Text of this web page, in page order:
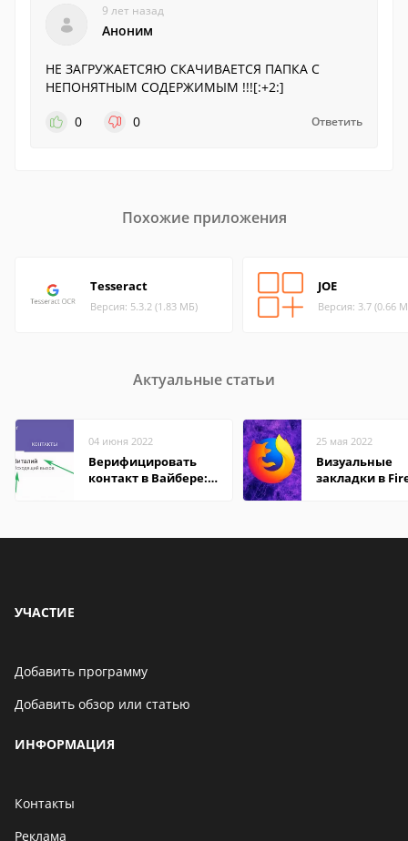
9 лет назад
Аноним
НЕ ЗАГРУЖАЕТСЯЮ СКАЧИВАЕТСЯ ПАПКА С
НЕПОНЯТНЫМ СОДЕРЖИМЫМ !!![:+2:]
0
0 Ответить
Похожие приложения
Tesseract
Версия: 5.3.2 (1.83 МБ)
JOE
Версия: 3.7 (0.66
Актуальные статьи
04 июня 2022
Верифицировать
контакт в Вайбере:
25 мая 2022
Визуальные
закладки в
УЧАСТИЕ
Добавить программу
Добавить обзор или статью
ИНФОРМАЦИЯ
Контакты
Реклама